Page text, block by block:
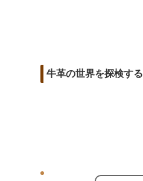
牛革の世界を探検する